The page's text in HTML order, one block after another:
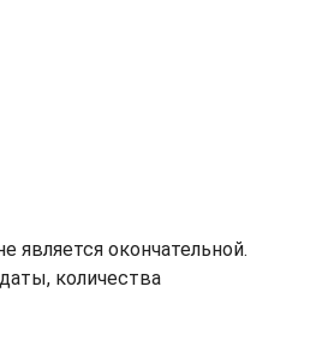
является окончательной.
количества